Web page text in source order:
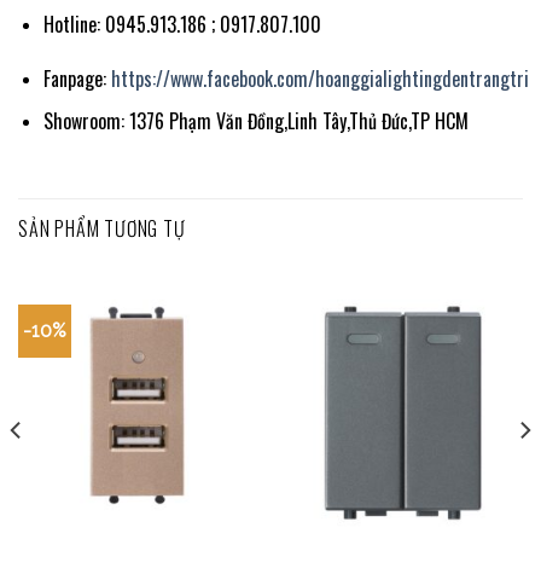
Hotline: 0945.913.186 ; 0917.807.100
Fanpage: https://www.facebook.com/hoanggialightingdentrangtri
Showroom: 1376 Phạm Văn Đồng,Linh Tây,Thủ Đức,TP HCM
SẢN PHẨM TƯƠNG TỰ
-10%